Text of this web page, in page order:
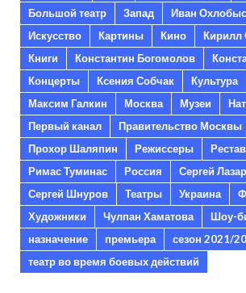
Большой театр
Запад
Иван
Искусство
Картины Кино
Кирилл
Книги
Константин Богомолов
Концерты
Ксения Собчак Культура
Максим Галкин
Москва Музеи
Первый канал
Правительство Москвы
Прохор Шаляпин
Режиссеры
Римас Туминас
Россия
Сергей
Сергей Шнуров
Театры Украина
Художники
Чулпан Хаматова Шоу-
назначение
премьера сезон 2021/
театр во время боевых действий